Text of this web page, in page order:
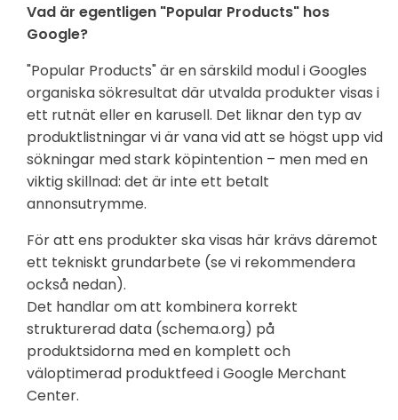
Vad är egentligen "Popular Products" hos
Google?
"Popular Products" är en särskild modul i Googles
organiska sökresultat där utvalda produkter visas i
ett rutnät eller en karusell. Det liknar den typ av
produktlistningar vi är vana vid att se högst upp vid
sökningar med stark köpintention – men med en
viktig skillnad: det är inte ett betalt
annonsutrymme.
För att ens produkter ska visas här krävs däremot
ett tekniskt grundarbete (se vi rekommendera
också nedan).
Det handlar om att kombinera korrekt
strukturerad data (schema.org) på
produktsidorna med en komplett och
väloptimerad produktfeed i Google Merchant
Center.